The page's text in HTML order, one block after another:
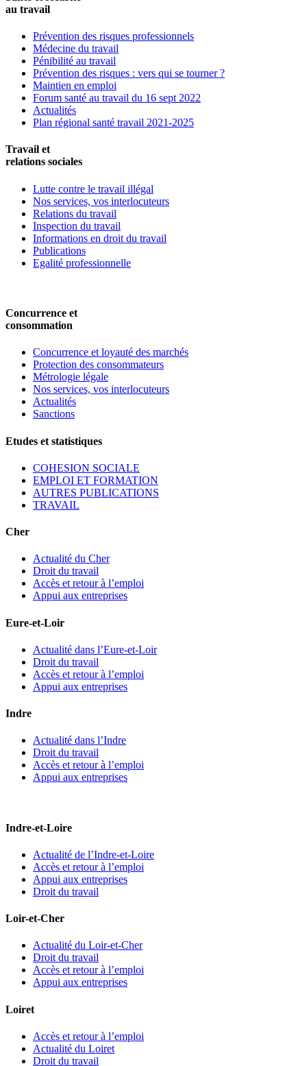
au travail
Prévention des risques professionnels
Médecine du travail
Pénibilité au travail
Prévention des risques : vers qui se tourner ?
Maintien en emploi
Forum santé au travail du 16 sept 2022
Actualités
Plan régional santé travail 2021-2025
Travail et
relations sociales
Lutte contre le travail illégal
Nos services, vos interlocuteurs
Relations du travail
Inspection du travail
Informations en droit du travail
Publications
Egalité professionnelle
Concurrence et
consommation
Concurrence et loyauté des marchés
Protection des consommateurs
Métrologie légale
Nos services, vos interlocuteurs
Actualités
Sanctions
Etudes et statistiques
COHESION SOCIALE
EMPLOI ET FORMATION
AUTRES PUBLICATIONS
TRAVAIL
Cher
Actualité du Cher
Droit du travail
Accès et retour à l’emploi
Appui aux entreprises
Eure-et-Loir
Actualité dans l’Eure-et-Loir
Droit du travail
Accès et retour à l’emploi
Appui aux entreprises
Indre
Actualité dans l’Indre
Droit du travail
Accès et retour à l’emploi
Appui aux entreprises
Indre-et-Loire
Actualité de l’Indre-et-Loire
Accès et retour à l’emploi
Appui aux entreprises
Droit du travail
Loir-et-Cher
Actualité du Loir-et-Cher
Droit du travail
Accès et retour à l’emploi
Appui aux entreprises
Loiret
Accès et retour à l’emploi
Actualité du Loiret
Droit du travail